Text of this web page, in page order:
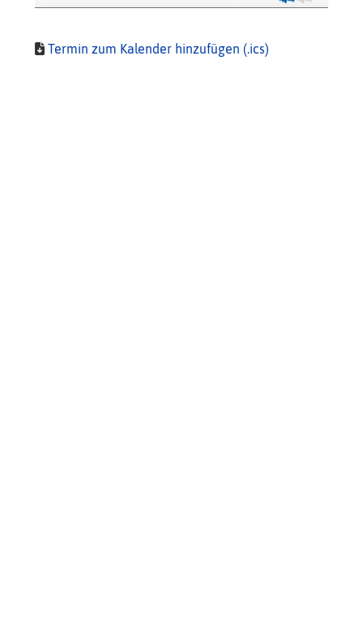
Termin zum Kalender hinzufügen (.ics)